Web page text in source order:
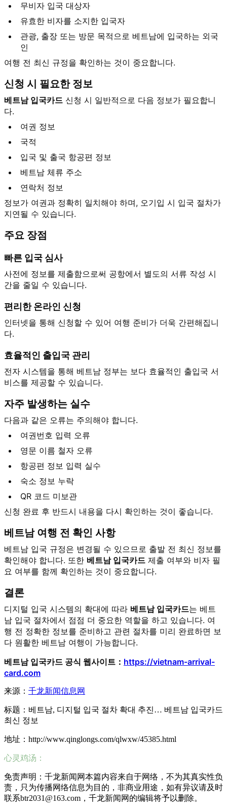
무비자 입국 대상자
유효한 비자를 소지한 입국자
관광, 출장 또는 방문 목적으로 베트남에 입국하는 외국
인
여행 전 최신 규정을 확인하는 것이 중요합니다.
신청 시 필요한 정보
베트남 입국카드 신청 시 일반적으로 다음 정보가 필요합니
다.
여권 정보
국적
입국 및 출국 항공편 정보
베트남 체류 주소
연락처 정보
정보가 여권과 정확히 일치해야 하며, 오기입 시 입국 절차가
지연될 수 있습니다.
주요 장점
빠른 입국 심사
사전에 정보를 제출함으로써 공항에서 별도의 서류 작성 시
간을 줄일 수 있습니다.
편리한 온라인 신청
인터넷을 통해 신청할 수 있어 여행 준비가 더욱 간편해집니
다.
효율적인 출입국 관리
전자 시스템을 통해 베트남 정부는 보다 효율적인 출입국 서
비스를 제공할 수 있습니다.
자주 발생하는 실수
다음과 같은 오류는 주의해야 합니다.
여권번호 입력 오류
영문 이름 철자 오류
항공편 정보 입력 실수
숙소 정보 누락
QR 코드 미보관
신청 완료 후 반드시 내용을 다시 확인하는 것이 좋습니다.
베트남 여행 전 확인 사항
베트남 입국 규정은 변경될 수 있으므로 출발 전 최신 정보를
확인해야 합니다. 또한 베트남 입국카드 제출 여부와 비자 필
요 여부를 함께 확인하는 것이 중요합니다.
결론
디지털 입국 시스템의 확대에 따라 베트남 입국카드는 베트
남 입국 절차에서 점점 더 중요한 역할을 하고 있습니다. 여
행 전 정확한 정보를 준비하고 관련 절차를 미리 완료하면 보
다 원활한 베트남 여행이 가능합니다.
베트남 입국카드 공식 웹사이트： https://vietnam-arrival-
card.com
来源： 千龙新闻信息网
标题：베트남, 디지털 입국 절차 확대 추진… 베트남 입국카드
최신 정보
地址：http://www.qinglongs.com/qlwxw/45385.html
心灵鸡汤：
免责声明：千龙新闻网本篇内容来自于网络，不为其真实性负
责，只为传播网络信息为目的，非商业用途，如有异议请及时
联系btr2031@163.com，千龙新闻网的编辑将予以删除。